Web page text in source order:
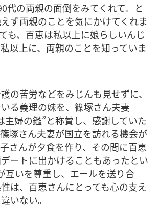
代の両親の面倒をみてくれて。と
ず両親のことを気にかけてくれま
も、百恵は私以上に娘らしいんじ
以上に、両親のことを知っていま
の苦労などをみじんも見せずに、
る義理の妹を、篠塚さん夫妻
主婦の鑑”と称賛し、感謝していた
塚さん夫妻が国立を訪れる機会が
さんが夕食を作り、その間に百恵
ートに出かけることもあったとい
互いを尊重し、エールを送り合
は、百恵さんにとっても心の支え
いない。